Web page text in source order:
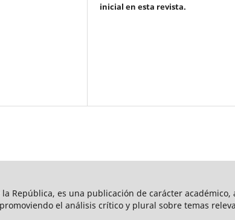
inicial en esta revista.
República, es una publicación de carácter
el análisis crítico y plural sobre temas